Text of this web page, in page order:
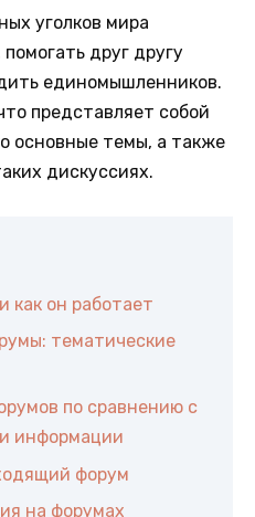
уголков мира
друг другу
единомышленников.
представляет собой
основные темы, а также
дискуссиях.
как он работает
тематические
по сравнению с
информации
форум
на форумах